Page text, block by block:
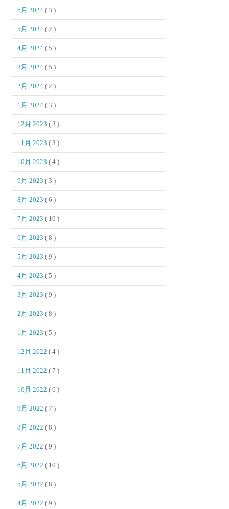
6月 2024( 3 )
5月 2024( 2 )
4月 2024( 5 )
3月 2024( 5 )
2月 2024( 2 )
1月 2024( 3 )
12月 2023( 3 )
11月 2023( 3 )
10月 2023( 4 )
9月 2023( 3 )
8月 2023( 6 )
7月 2023( 10 )
6月 2023( 8 )
5月 2023( 9 )
4月 2023( 5 )
3月 2023( 9 )
2月 2023( 8 )
1月 2023( 5 )
12月 2022( 4 )
11月 2022( 7 )
10月 2022( 6 )
9月 2022( 7 )
8月 2022( 8 )
7月 2022( 9 )
6月 2022( 10 )
5月 2022( 8 )
4月 2022( 9 )